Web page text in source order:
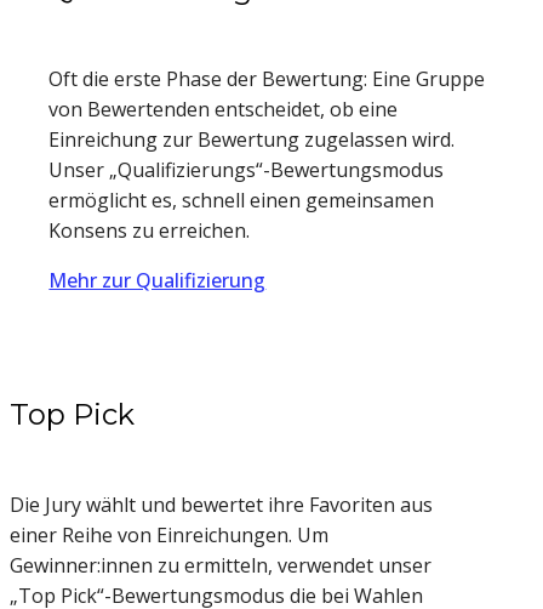
Oft die erste Phase der Bewertung: Eine Gruppe
von Bewertenden entscheidet, ob eine
Einreichung zur Bewertung zugelassen wird.
Unser „Qualifizierungs“-Bewertungsmodus
ermöglicht es, schnell einen gemeinsamen
Konsens zu erreichen.
Mehr zur Qualifizierung
Top Pick
Die Jury wählt und bewertet ihre Favoriten aus
einer Reihe von Einreichungen. Um
Gewinner:innen zu ermitteln, verwendet unser
„Top Pick“-Bewertungsmodus die bei Wahlen